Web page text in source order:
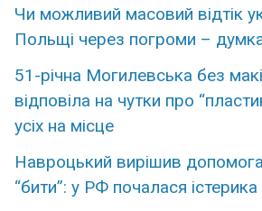
Чи можливий масовий відтік
Польщі через погроми –
51-річна Могилевська без
відповіла на чутки про
усіх на місце
Навроцький вирішив
“бити”: у РФ почалася істерика